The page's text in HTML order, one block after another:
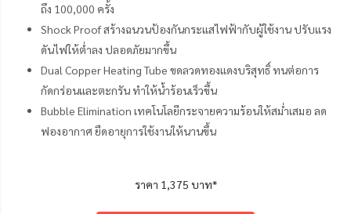
ถึง 100,000 ครั้ง
Shock Proof สร้างฉนวนป้องกันกระแสไฟฟ้ากับผู้ใช้งาน ปรับแรง
ดันไฟให้ต่ำลง ปลอดภัยมากขึ้น
Dual Copper Heating Tube ขดลวดทองแดงบริสุทธิ์ ทนต่อการ
กัดกร่อนและตะกรัน ทำให้น้ำร้อนเร็วขึ้น
Bubble Elimination เทคโนโลยีกระจายความร้อนให้สม่ำเสมอ ลด
ฟองอากาศ ยืดอายุการใช้งานให้นานขึ้น
ราคา 1,375 บาท*